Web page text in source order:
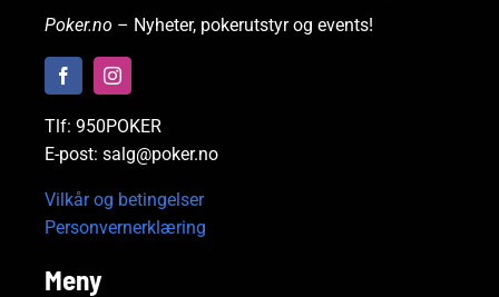
Poker.no – Nyheter, pokerutstyr og events!
Tlf: 950POKER
E-post: salg@poker.no
Vilkår og betingelser
Personvernerklæring
Meny